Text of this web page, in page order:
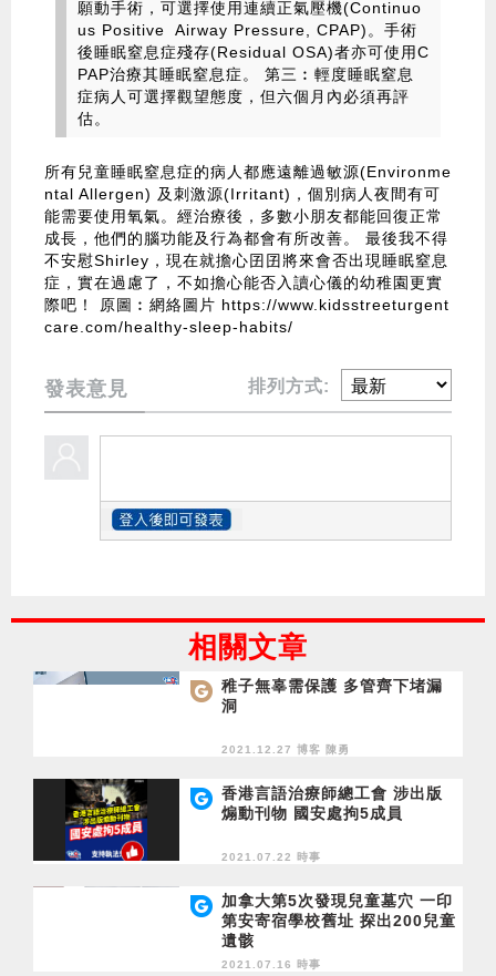
願動手術，可選擇使用連續正氣壓機(Continuo
us Positive Airway Pressure, CPAP)。手術
後睡眠窒息症殘存(Residual OSA)者亦可使用C
PAP治療其睡眠窒息症。 第三︰輕度睡眠窒息
症病人可選擇觀望態度，但六個月內必須再評
估。
所有兒童睡眠窒息症的病人都應遠離過敏源(Environme
ntal Allergen) 及刺激源(Irritant)，個別病人夜間有可
能需要使用氧氣。經治療後，多數小朋友都能回復正常
成長，他們的腦功能及行為都會有所改善。 最後我不得
不安慰Shirley，現在就擔心囝囝將來會否出現睡眠窒息
症，實在過慮了，不如擔心能否入讀心儀的幼稚園更實
際吧！ 原圖︰網絡圖片 https://www.kidsstreeturgent
care.com/healthy-sleep-habits/
發表意見 排列方式:
相關文章
稚子無辜需保護 多管齊下堵漏
洞
2021.12.27 博客 陳勇
香港言語治療師總工會 涉出版
煽動刊物 國安處拘5成員
2021.07.22 時事
加拿大第5次發現兒童墓穴 一印
第安寄宿學校舊址 探出200兒童
遺骸
2021.07.16 時事